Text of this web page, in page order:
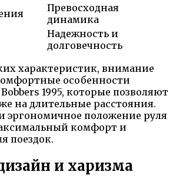
Превосходная
динамика
Надежность и
долговечность
характеристик, внимание
особенности
1995, которые позволяют
на длительные расстояния.
эргономичное положение руля
комфорт и
поездок.
и харизма